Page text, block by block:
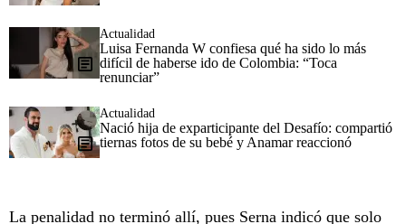
Actualidad
Luisa Fernanda W confiesa qué ha sido lo más
difícil de haberse ido de Colombia: “Toca
renunciar”
Actualidad
Nació hija de exparticipante del Desafío: compartió
tiernas fotos de su bebé y Anamar reaccionó
La penalidad no terminó allí, pues Serna indicó que solo